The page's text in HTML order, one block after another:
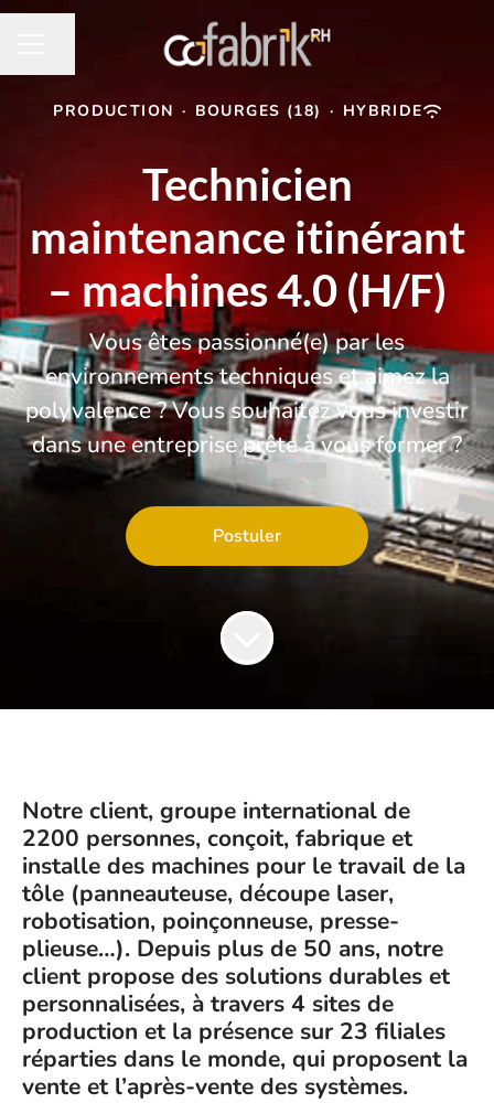
Partager la page
PRODUCTION · BOURGES (18) · HYBRIDE
Technicien
maintenance itinérant
– machines 4.0 (H/F)
Vous êtes passionné(e) par les
environnements techniques et aimez la
polyvalence ? Vous souhaitez vous investir
dans une entreprise prête à vous former ?
Postuler
Notre client, groupe international de
2200 personnes, conçoit, fabrique et
installe des machines pour le travail de la
tôle (panneauteuse, découpe laser,
robotisation, poinçonneuse, presse-
plieuse…). Depuis plus de 50 ans, notre
client propose des solutions durables et
personnalisées, à travers 4 sites de
production et la présence sur 23 filiales
réparties dans le monde, qui proposent la
vente et l’après-vente des systèmes.